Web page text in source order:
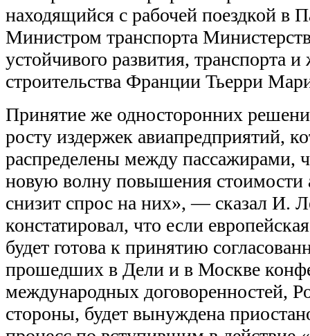
находящийся с рабочей поездкой в
Министром транспорта
устойчивого развития, транспорта
строительства Франции Тьерри
Принятие же односторонних
росту издержек авиапредприятий,
распределены между пассажирами,
новую волну повышения стоимости
снизит спрос на них», — сказал И.
констатировал, что если
будет готова к принятию
прошедших в Дели и в Москве
международных договоренностей,
стороны, будет вынуждена